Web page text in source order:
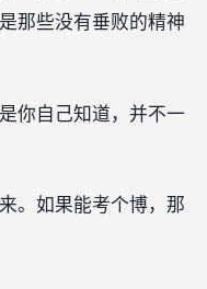
那些没有垂败的精神
你自己知道，并不一
。如果能考个博，那